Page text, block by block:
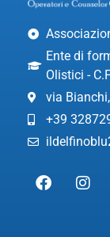
Ente di
Olistici -
via
+39